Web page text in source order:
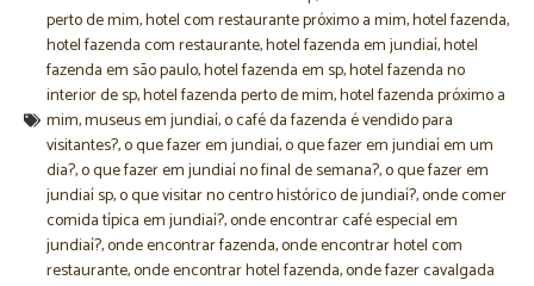
perto de mim,hotel com restaurante próximo a mim,hotel fazenda,
hotel fazenda com restaurante,hotel fazenda em jundiaí,hotel
fazenda em são paulo,hotel fazenda em sp,hotel fazenda no
interior de sp,hotel fazenda perto de mim,hotel fazenda próximo a
mim,museus em jundiaí,o café da fazenda é vendido para
visitantes?,o que fazer em jundiaí,o que fazer em jundiaí em um
dia?,o que fazer em jundiaí no final de semana?,o que fazer em
jundiaí sp,o que visitar no centro histórico de jundiaí?,onde comer
comida típica em jundiaí?,onde encontrar café especial em
jundiaí?,onde encontrar fazenda,onde encontrar hotel com
restaurante,onde encontrar hotel fazenda,onde fazer cavalgada